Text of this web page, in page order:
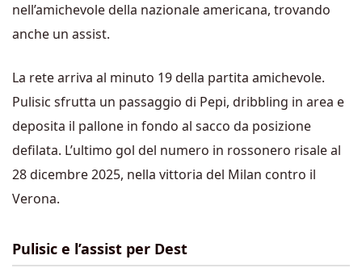
nell’amichevole della nazionale americana, trovando
anche un assist.
La rete arriva al minuto 19 della partita amichevole.
Pulisic sfrutta un passaggio di Pepi, dribbling in area e
deposita il pallone in fondo al sacco da posizione
defilata. L’ultimo gol del numero in rossonero risale al
28 dicembre 2025, nella vittoria del Milan contro il
Verona.
Pulisic e l’assist per Dest